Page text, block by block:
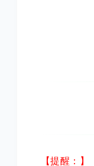
【提醒：】